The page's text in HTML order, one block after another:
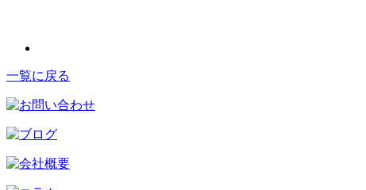
一覧に戻る